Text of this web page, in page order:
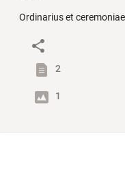
Ordinarius et
2
1